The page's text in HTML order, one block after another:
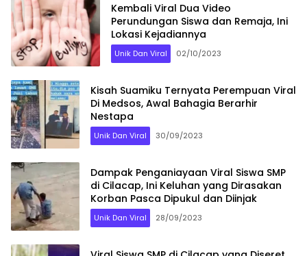
Kembali Viral Dua Video
Perundungan Siswa dan Remaja, Ini
Lokasi Kejadiannya
Unik Dan Viral 02/10/2023
Kisah Suamiku Ternyata Perempuan Viral
Di Medsos, Awal Bahagia Berarhir
Nestapa
Unik Dan Viral 30/09/2023
Dampak Penganiayaan Viral Siswa SMP
di Cilacap, Ini Keluhan yang Dirasakan
Korban Pasca Dipukul dan Diinjak
Unik Dan Viral 28/09/2023